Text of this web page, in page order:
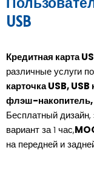
USB
Кредитная карта
различные услуги
карточка USB,
флэш-накопитель,
Бесплатный
вариант за 1 час,
на передней и